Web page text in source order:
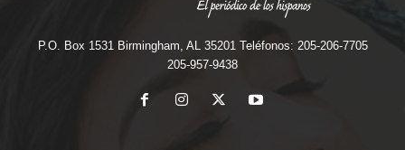
P.O. Box 1531 Birmingham, AL 35201 Teléfonos: 205-206-7705
205-957-9438